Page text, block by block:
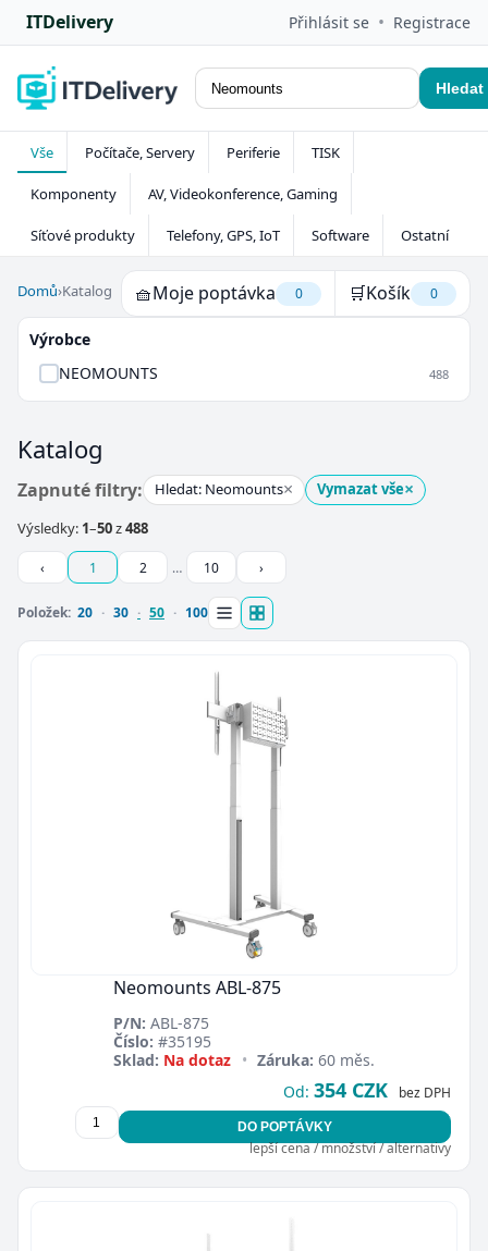
ITDelivery Přihlásit se • Registrace
Hledat
Vše Počítače, Servery Periferie TISK
Komponenty AV, Videokonference, Gaming
Síťové produkty Telefony, GPS, IoT Software Ostatní
Domů›Katalog 🧺Moje poptávka 0 🛒Košík 0
Výrobce
NEOMOUNTS
488
Katalog
Zapnuté filtry: Hledat: Neomounts× Vymazat vše×
Výsledky: 1–50z488
‹ 1 2 … 10 ›
Položek: 20 30 50 100
Neomounts ABL-875
P/N: ABL-875
Číslo: #35195
Sklad: Na dotaz • Záruka: 60 měs.
Od: 354 CZK bez DPH
DO POPTÁVKY
lepší cena / množství / alternativy